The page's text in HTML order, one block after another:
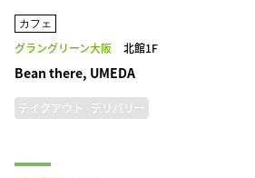
カフェ
グラングリーン大阪 北館1F
Bean there, UMEDA
テイクアウト デリバリー